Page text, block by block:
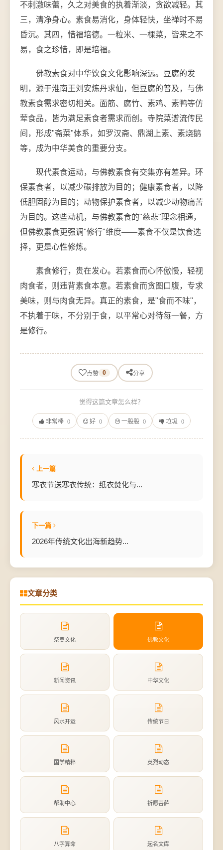
不刺激味蕾，久之对美食的执着渐淡，贪欲减轻。其
三，清净身心。素食易消化，身体轻快，坐禅时不易
昏沉。其四，惜福培德。一粒米、一棵菜，皆来之不
易，食之珍惜，即是培福。
佛教素食对中华饮食文化影响深远。豆腐的发
明，源于淮南王刘安炼丹求仙，但豆腐的普及，与佛
教素食需求密切相关。面筋、腐竹、素鸡、素鸭等仿
荤食品，皆为满足素食者需求而创。寺院菜谱流传民
间，形成"斋菜"体系，如罗汉斋、鼎湖上素、素烧鹅
等，成为中华美食的重要分支。
现代素食运动，与佛教素食有交集亦有差异。环
保素食者，以减少碳排放为目的；健康素食者，以降
低胆固醇为目的；动物保护素食者，以减少动物痛苦
为目的。这些动机，与佛教素食的"慈悲"理念相通，
但佛教素食更强调"修行"维度——素食不仅是饮食选
择，更是心性修炼。
素食修行，贵在发心。若素食而心怀傲慢，轻视
肉食者，则违背素食本意。若素食而贪图口腹，专求
美味，则与肉食无异。真正的素食，是"食而不味"，
不执着于味，不分别于食，以平常心对待每一餐，方
是修行。
点赞 0 分享
觉得这篇文章怎么样？
非常棒 0 好 0 一般般 0 垃圾 0
上一篇
寒衣节送寒衣传统：纸衣焚化与...
下一篇
2026年传统文化出海新趋势...
文章分类
祭奠文化 佛教文化
新闻资讯 中华文化
风水开运 传统节日
国学精粹 英烈动态
帮助中心 祈愿菩萨
八字算命 起名文库